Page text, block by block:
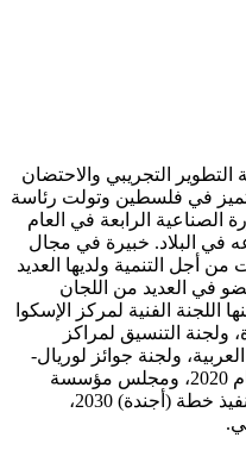
التجريبي والاحتضان
في فلسطين وتولت رئاسة
الصناعية الرابعة في العام
في البلاد. خبيرة في مجال
من أجل التنمية ولديها العديد
في العديد من اللجان
اللجنة الفنية لمركز الإسكوا
ولجنة التنسيق لمراكز
ولجنة جوائز لوريال-
يونيسكو للنساء في العلوم للعام 2020، ومجلس مؤسسة
هالت برايز، واللجنة الوطنية لتنفيذ خطة (أجندة) 2030،